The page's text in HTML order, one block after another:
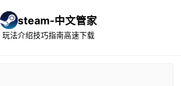
steam-中文管家
玩法介绍技巧指南高速下载